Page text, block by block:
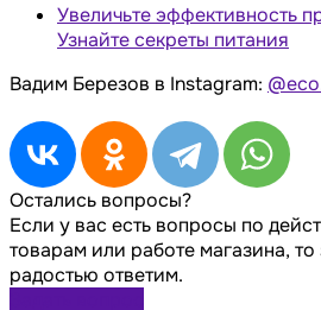
Увеличьте эффективность
Узнайте секреты питания
Вадим Березов в Instagram: @
Остались вопросы?
Если у вас есть вопросы по
товарам или работе магазина,
радостью ответим.